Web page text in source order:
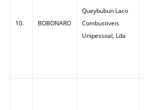
10. BOBONARO
Queybubun Laco
Combustiveis
Unipessoal, Lda